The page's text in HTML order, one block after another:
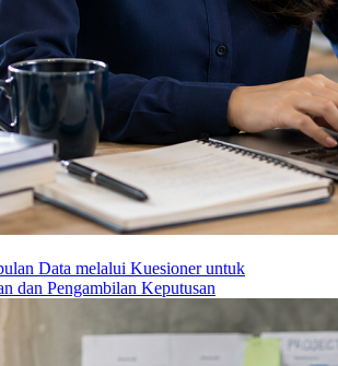
Data melalui Kuesioner untuk
dan Pengambilan Keputusan